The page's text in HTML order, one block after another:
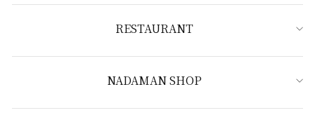
RESTAURANT
NADAMAN SHOP